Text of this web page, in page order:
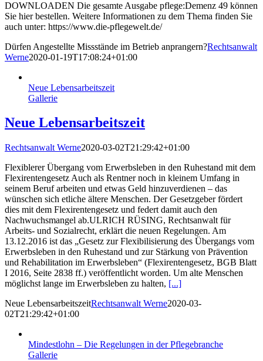
DOWNLOADEN Die gesamte Ausgabe pflege:Demenz 49 können
Sie hier bestellen. Weitere Informationen zu dem Thema finden Sie
auch unter: https://www.die-pflegewelt.de/
Dürfen Angestellte Missstände im Betrieb anprangern?Rechtsanwalt
Werne2020-01-19T17:08:24+01:00
Neue Lebensarbeitszeit
Gallerie
Neue Lebensarbeitszeit
Rechtsanwalt Werne2020-03-02T21:29:42+01:00
Flexiblerer Übergang vom Erwerbsleben in den Ruhestand mit dem
Flexirentengesetz Auch als Rentner noch in kleinem Umfang in
seinem Beruf arbeiten und etwas Geld hinzuverdienen – das
wünschen sich etliche ältere Menschen. Der Gesetzgeber fördert
dies mit dem Flexirentengesetz und federt damit auch den
Nachwuchsmangel ab.ULRICH RÜSING, Rechtsanwalt für
Arbeits- und Sozialrecht, erklärt die neuen Regelungen. Am
13.12.2016 ist das „Gesetz zur Flexibilisierung des Übergangs vom
Erwerbsleben in den Ruhestand und zur Stärkung von Prävention
und Rehabilitation im Erwerbsleben“ (Flexirentengesetz, BGB Blatt
I 2016, Seite 2838 ff.) veröffentlicht worden. Um alte Menschen
möglichst lange im Erwerbsleben zu halten, [...]
Neue LebensarbeitszeitRechtsanwalt Werne2020-03-
02T21:29:42+01:00
Mindestlohn – Die Regelungen in der Pflegebranche
Gallerie